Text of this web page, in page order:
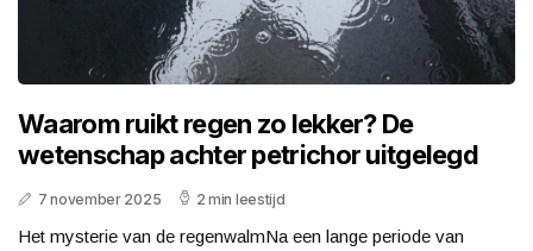
Waarom ruikt regen zo lekker? De
wetenschap achter petrichor uitgelegd
7 november 2025 2 min leestijd
Het mysterie van de regenwalmNa een lange periode van